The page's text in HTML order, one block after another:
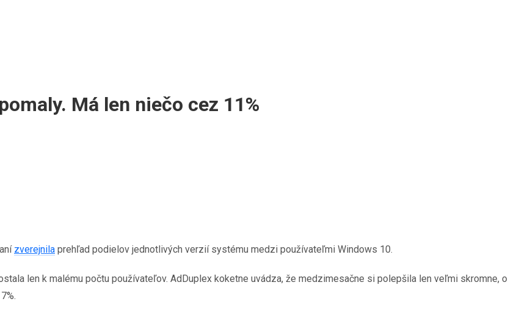
Má len niečo cez 11%
zverejnila prehľad podielov jednotlivých verzií systému medzi používateľmi Windows 10.
len k malému počtu používateľov. AdDuplex koketne uvádza, že medzimesačne si polepšila len veľmi skromne, o